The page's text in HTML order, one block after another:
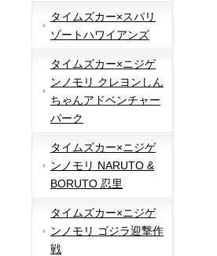
タイムズカー×スパリ
ゾートハワイアンズ
タイムズカー×ニジゲ
ンノモリ クレヨンしん
ちゃんアドベンチャー
パーク
タイムズカー×ニジゲ
ンノモリ NARUTO &
BORUTO 忍里
タイムズカー×ニジゲ
ンノモリ ゴジラ迎撃作
戦